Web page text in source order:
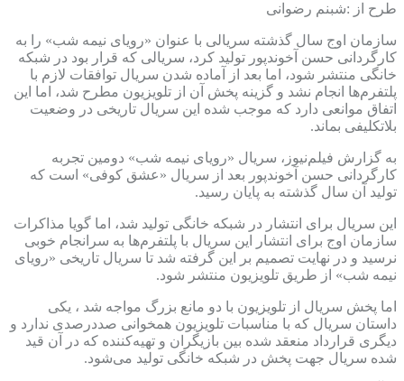
طرح از :شبنم رضوانی
سازمان اوج سال گذشته سریالی با عنوان «رویای نیمه شب» را به
کارگردانی حسن آخوند‌پور تولید کرد، سریالی که قرار بود در شبکه
خانگی منتشر شود، اما بعد از آماده شدن سریال توافقات لازم با
پلتفرم‌ها انجام نشد و گزینه پخش آن از تلویزیون مطرح شد، اما این
اتفاق موانعی دارد که موجب شده این سریال تاریخی در وضعیت
بلاتکلیفی بماند.
به گزارش فیلم‌نیوز، سریال «رویای نیمه شب» دومین تجربه
کارگردانی حسن آخوند‌پور بعد از سریال «عشق کوفی» است که
تولید آن سال گذشته به پایان رسید.
این سریال برای انتشار در شبکه خانگی تولید شد، اما گویا مذاکرات
سازمان اوج برای انتشار این سریال با پلتفرم‌ها به سرانجام خوبی
نرسید و در نهایت تصمیم بر این گرفته شد تا سریال تاریخی «رویای
نیمه شب» از طریق تلویزیون منتشر شود.
اما پخش سریال از تلویزیون با دو مانع بزرگ مواجه شد ، یکی
داستان سریال که با مناسبات تلویزیون همخوانی صددرصدی ندارد و
دیگری قرارداد منعقد شده بین بازیگران و تهیه‌کننده که در آن قید
شده سریال جهت پخش در شبکه خانگی تولید می‌شود.